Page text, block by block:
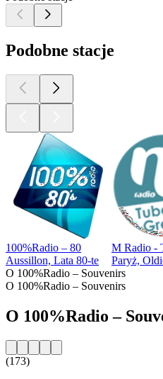
Podobne stacje
100%Radio – 80
Aussillon, Lata 80-te
M Radio -
Paryż,
O 100%Radio – Souvenirs
O 100%Radio – Souvenirs
O 100%Radio –
(173)